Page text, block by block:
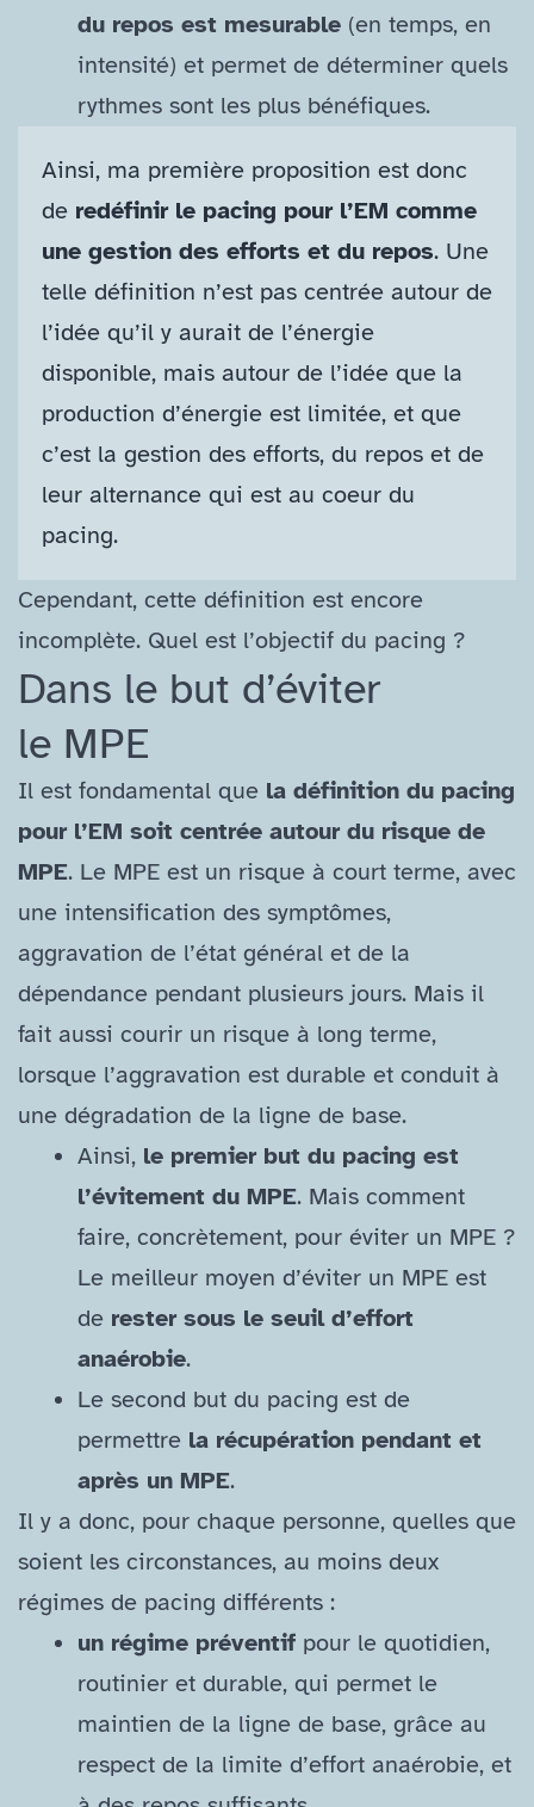
du repos est mesurable (en temps, en
intensité) et permet de déterminer quels
rythmes sont les plus bénéfiques.
Ainsi, ma première proposition est donc
de redéfinir le pacing pour l’EM comme
une gestion des efforts et du repos. Une
telle définition n’est pas centrée autour de
l’idée qu’il y aurait de l’énergie
disponible, mais autour de l’idée que la
production d’énergie est limitée, et que
c’est la gestion des efforts, du repos et de
leur alternance qui est au coeur du
pacing.
Cependant, cette définition est encore
incomplète. Quel est l’objectif du pacing ?
Dans le but d’éviter
le MPE
Il est fondamental que la définition du pacing
pour l’EM soit centrée autour du risque de
MPE. Le MPE est un risque à court terme, avec
une intensification des symptômes,
aggravation de l’état général et de la
dépendance pendant plusieurs jours. Mais il
fait aussi courir un risque à long terme,
lorsque l’aggravation est durable et conduit à
une dégradation de la ligne de base.
Ainsi, le premier but du pacing est
l’évitement du MPE. Mais comment
faire, concrètement, pour éviter un MPE ?
Le meilleur moyen d’éviter un MPE est
de rester sous le seuil d’effort
anaérobie.
Le second but du pacing est de
permettre la récupération pendant et
après un MPE.
Il y a donc, pour chaque personne, quelles que
soient les circonstances, au moins deux
régimes de pacing différents :
un régime préventif pour le quotidien,
routinier et durable, qui permet le
maintien de la ligne de base, grâce au
respect de la limite d’effort anaérobie, et